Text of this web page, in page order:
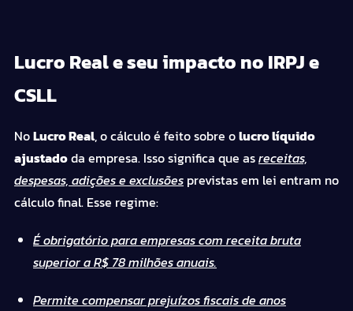
Lucro Real e seu impacto no IRPJ e
CSLL
NoLucro Real, o cálculo é feito sobre olucro líquido
ajustadoda empresa. Isso significa que asreceitas,
despesas, adições e exclusões previstas em lei entram no
cálculo final. Esse regime:
É obrigatório para empresas com receita bruta
superior a R$ 78 milhões anuais.
Permite compensar prejuízos fiscais de anos